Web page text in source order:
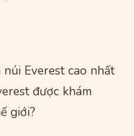
Everest cao nhất
được khám
giới?